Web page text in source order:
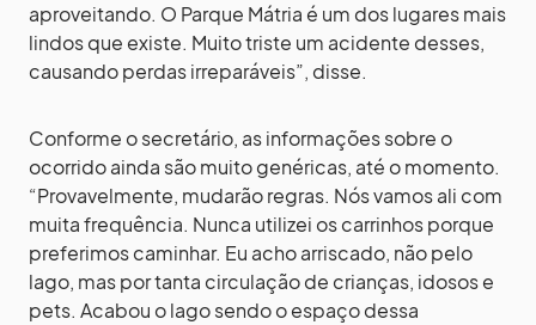
aproveitando. O Parque Mátria é um dos lugares mais
lindos que existe. Muito triste um acidente desses,
causando perdas irreparáveis”, disse.
Conforme o secretário, as informações sobre o
ocorrido ainda são muito genéricas, até o momento.
“Provavelmente, mudarão regras. Nós vamos ali com
muita frequência. Nunca utilizei os carrinhos porque
preferimos caminhar. Eu acho arriscado, não pelo
lago, mas por tanta circulação de crianças, idosos e
pets. Acabou o lago sendo o espaço dessa